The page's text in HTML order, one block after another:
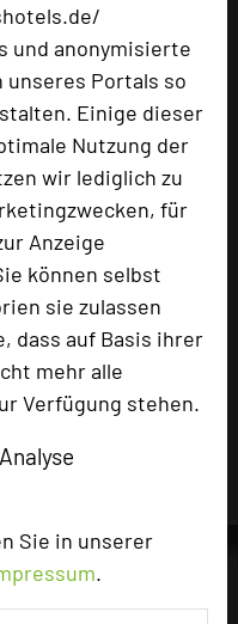
und anonymisierte
unseres Portals so
Einige dieser
Nutzung der
wir lediglich zu
für
Anzeige
können selbst
sie zulassen
dass auf Basis ihrer
mehr alle
Verfügung stehen.
Analyse
Sie in unserer
.
in den
Portal aufgerufen.
die jeweiligen Hotels die
und sind dafür